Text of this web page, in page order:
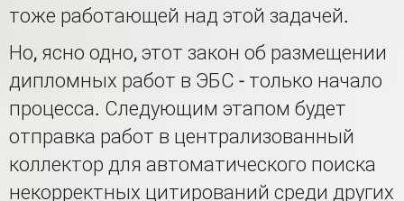
тоже работающей над этой задачей.
Но, ясно одно, этот закон об размещении
дипломных работ в ЭБС - только начало
процесса. Следующим этапом будет
отправка работ в централизованный
коллектор для автоматического поиска
некорректных цитирований среди других